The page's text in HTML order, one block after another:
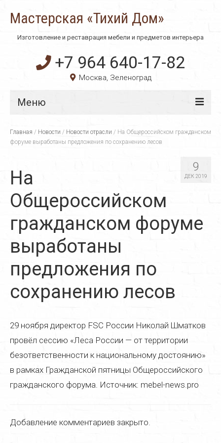
Мастерская «Тихий Дом»
Изготовление и реставрация мебели и предметов интерьера
+7 964 640-17-82
Москва, Зеленоград
Меню
Главная
Материалы
Услуги
Реставрация дверей
Реставрация стульев
Реставрация стола
Реставрация кресла
Реставрация старой мебели
Реставрация мягкой мебели
Реставрация деревянной мебели
Главная / Новости / Новости отрасли / На Общероссийском гражданском
форуме выработаны предложения по сохранению лесов
9
ДЕК 2019
На
Общероссийском
гражданском форуме
выработаны
предложения по
сохранению лесов
29 ноября директор FSC России Николай Шматков
провёл сессию «Леса России — от территории
безответственности к национальному достоянию»
в рамках Гражданской пятницы Общероссийского
гражданского форума. Источник: mebel-news.pro
Добавление комментариев закрыто.